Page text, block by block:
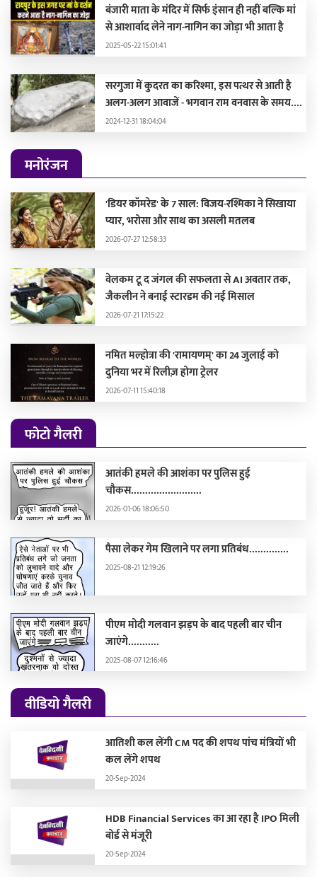
बंजारी माता के मंदिर में सिर्फ इंसान ही नहीं बल्कि मां
से आशार्वाद लेने नाग-नागिन का जोड़ा भी आता है
2025-05-22 15:01:41
सरगुजा में कुदरत का करिश्मा, इस पत्थर से आती है
अलग-अलग आवाजें - भगवान राम वनवास के समय....
2024-12-31 18:04:04
मनोरंजन
'डियर कॉमरेड' के 7 साल: विजय-रश्मिका ने सिखाया
प्यार, भरोसा और साथ का असली मतलब
2026-07-27 12:58:33
वेलकम टू द जंगल की सफलता से AI अवतार तक,
जैकलीन ने बनाई स्टारडम की नई मिसाल
2026-07-21 17:15:22
नमित मल्होत्रा की 'रामायणम्' का 24 जुलाई को
दुनिया भर में रिलीज़ होगा ट्रेलर
2026-07-11 15:40:18
फोटो गैलरी
आतंकी हमले की आशंका पर पुलिस हुई
चौकस.........................
2026-01-06 18:06:50
पैसा लेकर गेम खिलाने पर लगा प्रतिबंध..............
2025-08-21 12:19:26
पीएम मोदी गलवान झड़प के बाद पहली बार चीन
जाएंगे...........
2025-08-07 12:16:46
वीडियो गैलरी
आतिशी कल लेंगी CM पद की शपथ पांच मंत्रियों भी
कल लेंगे शपथ
20-Sep-2024
HDB Financial Services का आ रहा है IPO मिली
बोर्ड से मंजूरी
20-Sep-2024